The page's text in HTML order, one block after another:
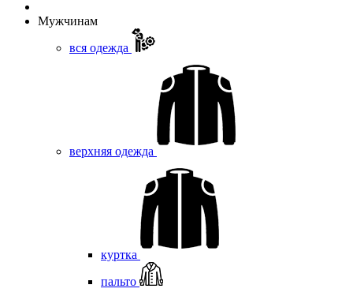
Мужчинам
вся одежда
верхняя одежда
куртка
пальто